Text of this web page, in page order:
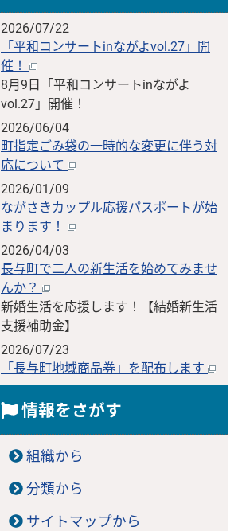
2026/07/22
「平和コンサートinながよvol.27」開
催！
8月9日「平和コンサートinながよ
vol.27」開催！
2026/06/04
町指定ごみ袋の一時的な変更に伴う対
応について
2026/01/09
ながさきカップル応援パスポートが始
まります！
2026/04/03
長与町で二人の新生活を始めてみませ
んか？
新婚生活を応援します！【結婚新生活
支援補助金】
2026/07/23
「長与町地域商品券」を配布します
情報をさがす
組織から
分類から
サイトマップから